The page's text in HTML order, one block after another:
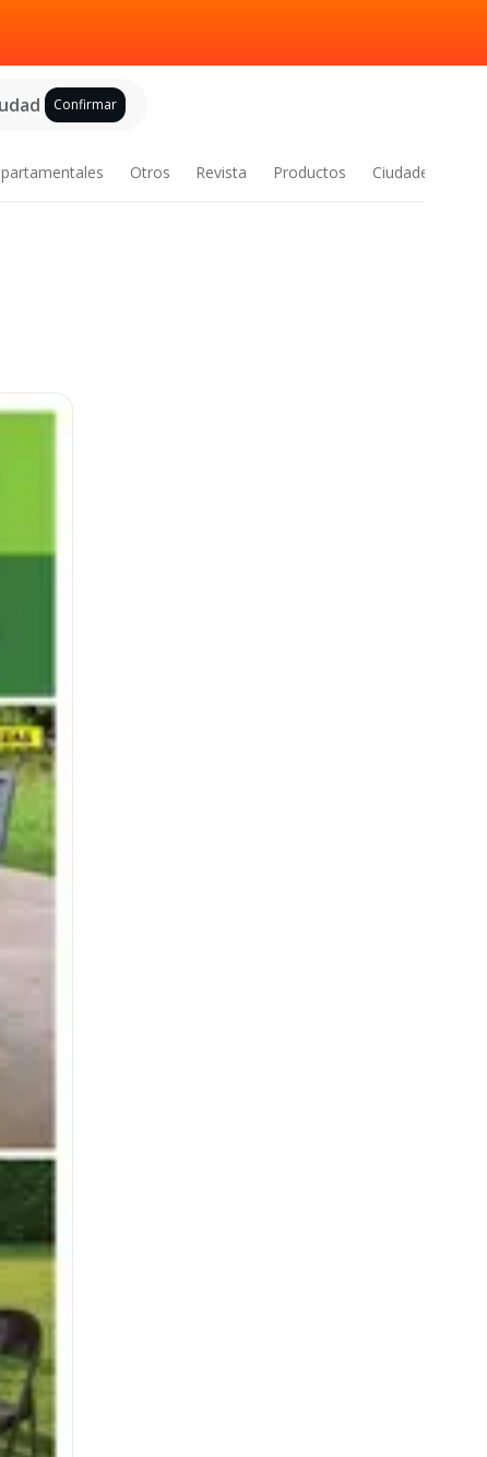
Confirmar
Otros Revista Productos Ciudades